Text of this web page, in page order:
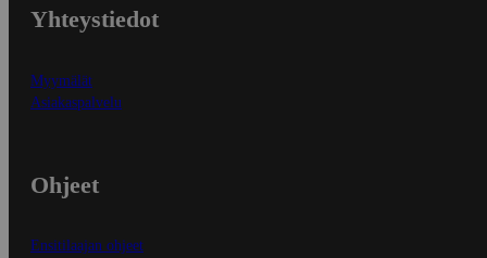
Yhteystiedot
Myymälät
Asiakaspalvelu
Ohjeet
Ensitilaajan ohjeet